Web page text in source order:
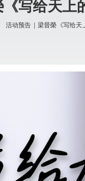
写给天上
活动预告｜梁晉榮《写给